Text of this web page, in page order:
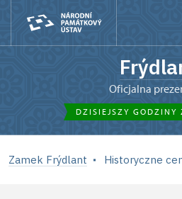
Oficjalna
DZISIEJSZY GODZINY
Zamek Frýdlant Historyczne